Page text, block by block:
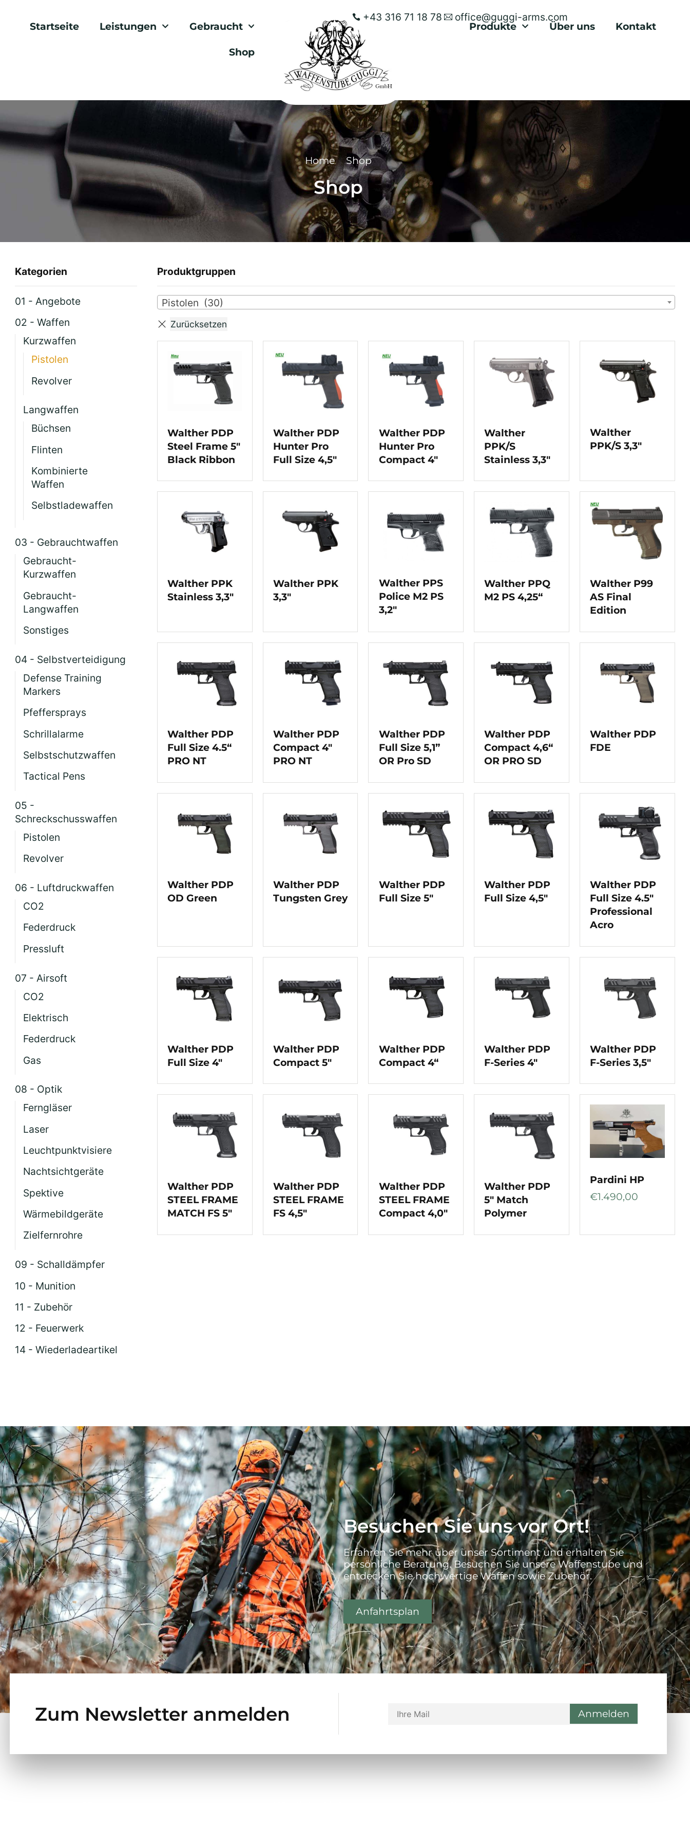
+43 316 71 18 78 office@guggi-arms.com
Startseite Leistungen Gebraucht
Shop
Produkte Über uns Kontakt
Home Shop
Shop
Kategorien
01 - Angebote
02 - Waffen
Kurzwaffen
Pistolen
Revolver
Langwaffen
Büchsen
Flinten
Kombinierte
Waffen
Selbstladewaffen
03 - Gebrauchtwaffen
Gebraucht-
Kurzwaffen
Gebraucht-
Langwaffen
Sonstiges
04 - Selbstverteidigung
Defense Training
Markers
Pfeffersprays
Schrillalarme
Selbstschutzwaffen
Tactical Pens
05 -
Schreckschusswaffen
Pistolen
Revolver
06 - Luftdruckwaffen
CO2
Federdruck
Pressluft
07 - Airsoft
CO2
Elektrisch
Federdruck
Gas
08 - Optik
Ferngläser
Laser
Leuchtpunktvisiere
Nachtsichtgeräte
Spektive
Wärmebildgeräte
Zielfernrohre
09 - Schalldämpfer
10 - Munition
11 - Zubehör
12 - Feuerwerk
14 - Wiederladeartikel
Produktgruppen
Pistolen (30)
Walther PDP
Steel Frame 5″
Black Ribbon
Walther PDP
Hunter Pro
Full Size 4,5″
Walther PDP
Hunter Pro
Compact 4″
Walther
PPK/S
Stainless 3,3″
Walther
PPK/S 3,3″
Walther PPK
Stainless 3,3″
Walther PPK
3,3″
Walther PPS
Police M2 PS
3,2″
Walther PPQ
M2 PS 4,25“
Walther P99
AS Final
Edition
Walther PDP
Full Size 4.5“
PRO NT
Walther PDP
Compact 4″
PRO NT
Walther PDP
Full Size 5,1”
OR Pro SD
Walther PDP
Compact 4,6“
OR PRO SD
Walther PDP
FDE
Walther PDP
OD Green
Walther PDP
Tungsten Grey
Walther PDP
Full Size 5″
Walther PDP
Full Size 4,5″
Walther PDP
Full Size 4.5″
Professional
Acro
Walther PDP
Full Size 4″
Walther PDP
Compact 5″
Walther PDP
Compact 4“
Walther PDP
F-Series 4″
Walther PDP
F-Series 3,5″
Walther PDP
STEEL FRAME
MATCH FS 5″
Walther PDP
STEEL FRAME
FS 4,5″
Walther PDP
STEEL FRAME
Compact 4,0″
Walther PDP
5″ Match
Polymer
Pardini HP
€1.490,00
Besuchen Sie uns vor Ort!
Erfahren Sie mehr über unser Sortiment und erhalten Sie
persönliche Beratung. Besuchen Sie unsere Waffenstube und
entdecken Sie hochwertige Waffen sowie Zubehör.
Anfahrtsplan
Zum Newsletter anmelden